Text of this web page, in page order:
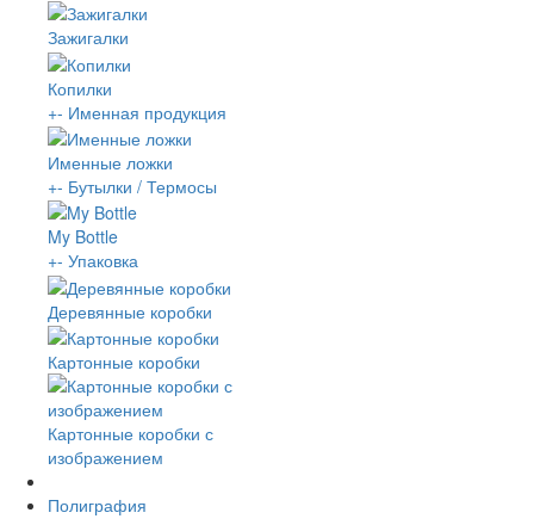
Зажигалки
Копилки
+- Именная продукция
Именные ложки
+- Бутылки / Термосы
My Bottle
+- Упаковка
Деревянные коробки
Картонные коробки
Картонные коробки с
изображением
Полиграфия